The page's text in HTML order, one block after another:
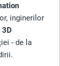
inginerilor
3D
- de la